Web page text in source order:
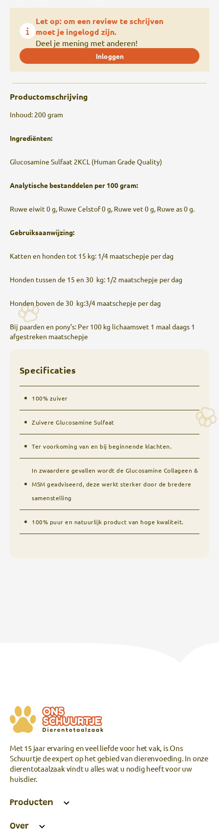
Let op: om een review te schrijven
moet je ingelogd zijn.
Deel je mening met anderen!
Inloggen
Productomschrijving
Inhoud: 200 gram
Ingrediënten:
Glucosamine Sulfaat 2KCL (Human Grade Quality)
Analytische bestanddelen per 100 gram:
Ruwe eiwit 0 g, Ruwe Celstof 0 g, Ruwe vet 0 g, Ruwe as 0 g.
Gebruiksaanwijzing:
Katten en honden tot 15 kg: 1/4 maatschepje per dag
Honden tussen de 15 en 30 kg: 1/2 maatschepje per dag
Honden boven de 30 kg:3/4 maatschepje per dag
Bij paarden en pony’s: Per 100 kg lichaamsvet 1 maal daags 1
afgestreken maatschepje
Specificaties
100% zuiver
Zuivere Glucosamine Sulfaat
Ter voorkoming van en bij beginnende klachten.
In zwaardere gevallen wordt de Glucosamine Collageen &
MSM geadviseerd, deze werkt sterker door de bredere
samenstelling
100% puur en natuurlijk product van hoge kwaliteit.
Met 15 jaar ervaring en veel liefde voor het vak, is Ons
Schuurtje de expert op het gebied van dierenvoeding. In onze
dierentotaalzaak vindt u alles wat u nodig heeft voor uw
huisdier.
Producten
Over